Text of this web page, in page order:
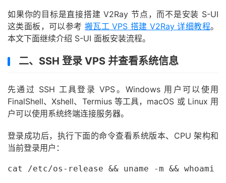
如果你的目标是直接搭建 V2Ray 节点，而不是安装 S-UI
这类面板，可以参考 搬瓦工 VPS 搭建 V2Ray 详细教程。
本文下面继续介绍 S-UI 面板安装流程。
二、SSH 登录 VPS 并查看系统信息
先通过 SSH 工具登录 VPS。Windows 用户可以使用
FinalShell、Xshell、Termius 等工具，macOS 或 Linux 用
户可以使用系统终端连接服务器。
登录成功后，执行下面的命令查看系统版本、CPU 架构和
当前登录用户：
cat /etc/os-release && uname -m && whoami